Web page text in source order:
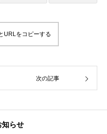
URLをコピーする
次の記事
知らせ